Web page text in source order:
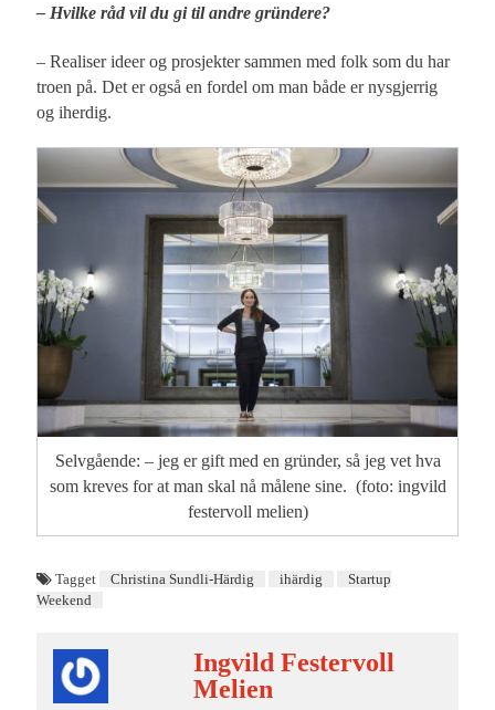
– Hvilke råd vil du gi til andre gründere?
– Realiser ideer og prosjekter sammen med folk som du har
troen på. Det er også en fordel om man både er nysgjerrig
og iherdig.
Selvgående: – jeg er gift med en gründer, så jeg vet hva
som kreves for at man skal nå målene sine. (foto: ingvild
festervoll melien)
Tagget Christina Sundli-Härdig ihärdig
Startup
Weekend
Ingvild Festervoll
Melien